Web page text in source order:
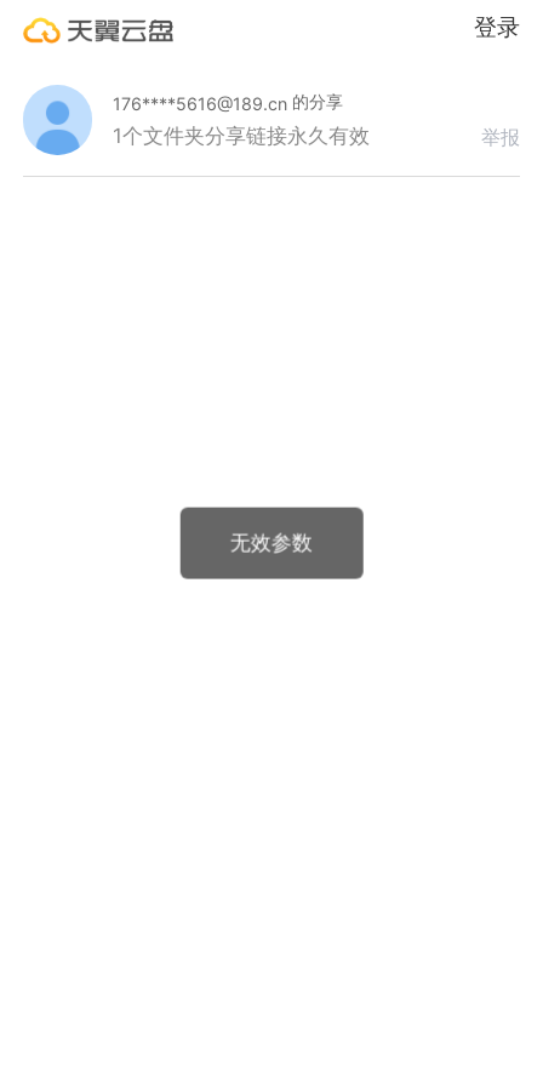
登录
176****5616@189.cn 的分享
1个文件夹分享链接永久有效 举报
无效参数